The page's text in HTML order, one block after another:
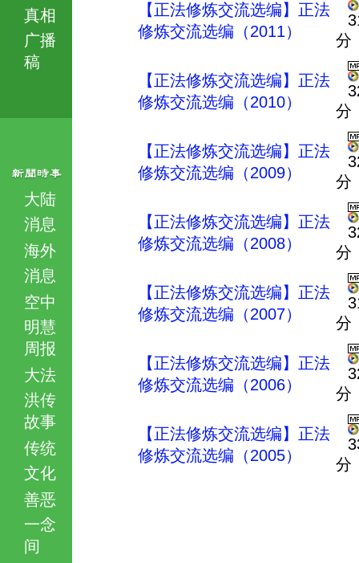
真相
广播
稿
大陆
消息
海外
消息
空中
明慧
周报
大法
洪传
故事
传统
文化
善恶
一念
间
【正法修炼交流选编】正法
修炼交流选编（2011）
分
【正法修炼交流选编】正法
修炼交流选编（2010）
分
【正法修炼交流选编】正法
修炼交流选编（2009）
分
【正法修炼交流选编】正法
修炼交流选编（2008）
分
【正法修炼交流选编】正法
修炼交流选编（2007）
分
【正法修炼交流选编】正法
修炼交流选编（2006）
分
【正法修炼交流选编】正法
修炼交流选编（2005）
分